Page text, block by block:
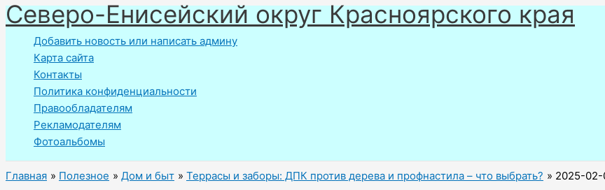
Перейти
к
содержимому
Северо-Енисейский округ Красноярского края
Добавить новость или написать админу
Карта сайта
Контакты
Политика конфиденциальности
Правообладателям
Рекламодателям
Фотоальбомы
Главная Полезное Дом и быт Террасы и заборы: ДПК против дерева и профнастила – что выбрать? 2025-02-